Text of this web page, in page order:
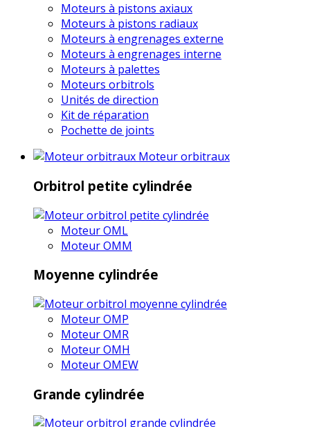
Moteurs à pistons axiaux
Moteurs à pistons radiaux
Moteurs à engrenages externe
Moteurs à engrenages interne
Moteurs à palettes
Moteurs orbitrols
Unités de direction
Kit de réparation
Pochette de joints
Moteur orbitraux
Orbitrol petite cylindrée
Moteur OML
Moteur OMM
Moyenne cylindrée
Moteur OMP
Moteur OMR
Moteur OMH
Moteur OMEW
Grande cylindrée